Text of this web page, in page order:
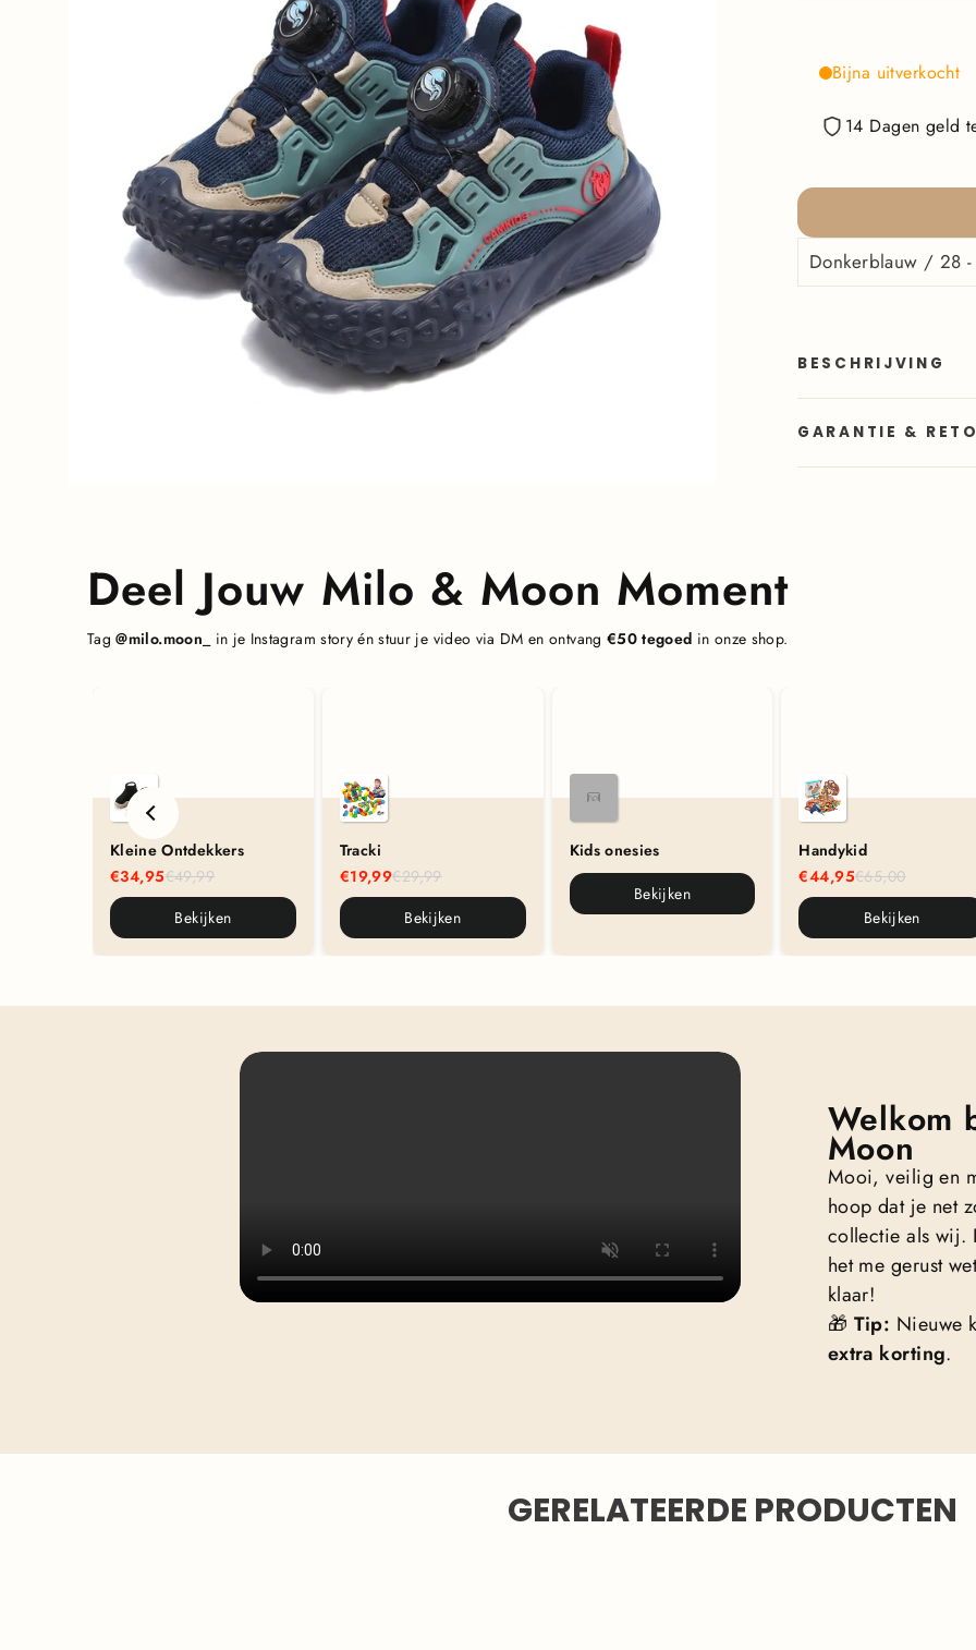
Bijna uitverkocht
14 Dagen geld
BESCHRIJVING
GARANTIE &
Deel Jouw Milo & Moon Moment
Tag@milo.moon_ in je Instagram story én stuur je video via DM en ontvang €50 tegoed in onze shop.
Kleine Ontdekkers
€34,95€49,99
Bekijken
Tracki
€19,99€29,99
Bekijken
Kids onesies
Bekijken
Handykid
€44,95€65,00
Bekijken
Welkom
Moon
Mooi, veilig en
hoop dat je net
collectie als wij.
het me gerust
klaar!
🎁 Tip: Nieuwe
extra korting.
GERELATEERDE PRODUCTEN